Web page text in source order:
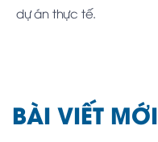
dự án thực tế.
BÀI VIẾT MỚI